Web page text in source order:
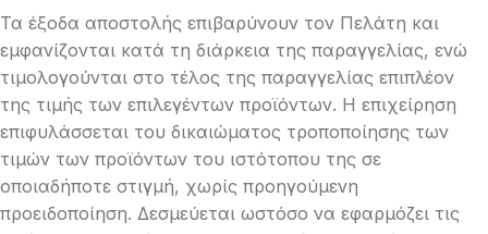
Τα έξοδα αποστολής επιβαρύνουν τον Πελάτη και
εμφανίζονται κατά τη διάρκεια της παραγγελίας, ενώ
τιμολογούνται στο τέλος της παραγγελίας επιπλέον
της τιμής των επιλεγέντων προϊόντων. Η επιχείρηση
επιφυλάσσεται του δικαιώματος τροποποίησης των
τιμών των προϊόντων του ιστότοπου της σε
οποιαδήποτε στιγμή, χωρίς προηγούμενη
προειδοποίηση. Δεσμεύεται ωστόσο να εφαρμόζει τις